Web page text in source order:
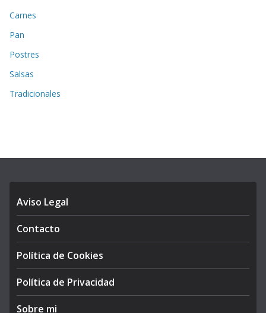
Carnes
Pan
Postres
Salsas
Tradicionales
Aviso Legal
Contacto
Política de Cookies
Política de Privacidad
Sobre mi